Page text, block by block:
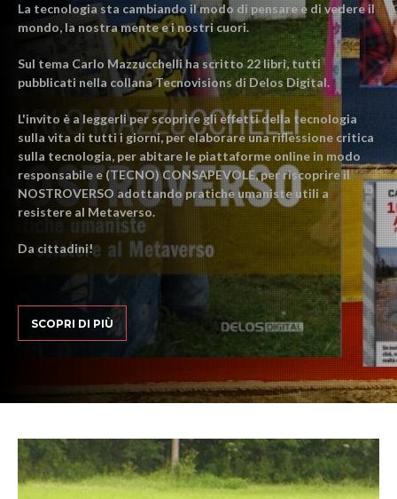
La tecnologia sta cambiando il modo di pensare e di vedere il
mondo, la nostra mente e i nostri cuori.
Sul tema Carlo Mazzucchelli ha scritto 22 libri, tutti
pubblicati nella collana Tecnovisions di Delos Digital.
L'invito è a leggerli per scoprire gli effetti della tecnologia
sulla vita di tutti i giorni, per elaborare una riflessione critica
sulla tecnologia, per abitare le piattaforme online in modo
responsabile e (TECNO) CONSAPEVOLE, per riscoprire il
NOSTROVERSO adottando pratiche umaniste utili a
resistere al Metaverso.
Da cittadini!
SCOPRI DI PIÙ